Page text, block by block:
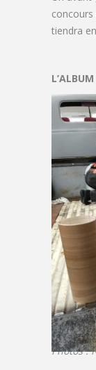
concours
tiendra
Photos :